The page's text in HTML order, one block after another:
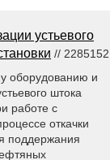
устьевого
// 2285152
оборудованию и
штока
работе с
откачки
поддержания